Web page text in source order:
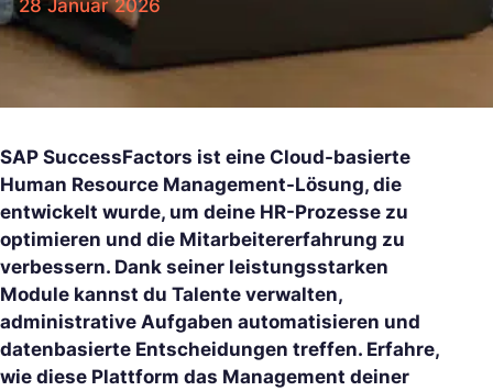
28 Januar 2026
SAP SuccessFactors ist eine Cloud-basierte
Human Resource Management-Lösung, die
entwickelt wurde, um deine HR-Prozesse zu
optimieren und die Mitarbeitererfahrung zu
verbessern. Dank seiner leistungsstarken
Module kannst du Talente verwalten,
administrative Aufgaben automatisieren und
datenbasierte Entscheidungen treffen. Erfahre,
wie diese Plattform das Management deiner